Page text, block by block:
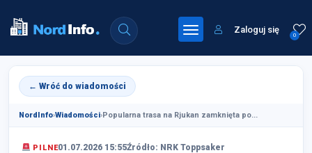
0
Zaloguj się
← Wróć do wiadomości
NordInfo›Wiadomości›Popularna trasa na Rjukan zamknięta po...
PILNE01.07.2026 15:55Źródło: NRK Toppsaker